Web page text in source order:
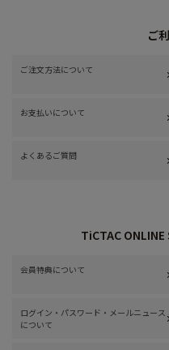
ご
ご注文方法について
お支払いについて
よくあるご質問
TiCTAC ONLINE
会員特典について
ログイン・パスワード・メールニュース
について